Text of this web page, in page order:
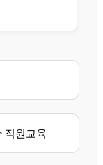
직원교육